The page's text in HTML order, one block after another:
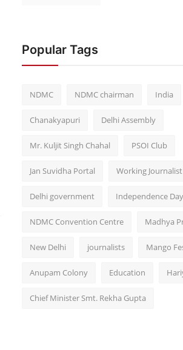
Popular Tags
NDMC NDMC chairman India
Chanakyapuri Delhi Assembly
Mr. Kuljit Singh Chahal PSOI Club
Jan Suvidha Portal Working
Delhi government Independence Day
NDMC Convention Centre Madhya
New Delhi journalists Mango
Anupam Colony Education
Chief Minister Smt. Rekha Gupta